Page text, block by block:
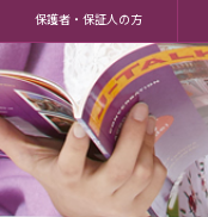
保護者・保証人の方